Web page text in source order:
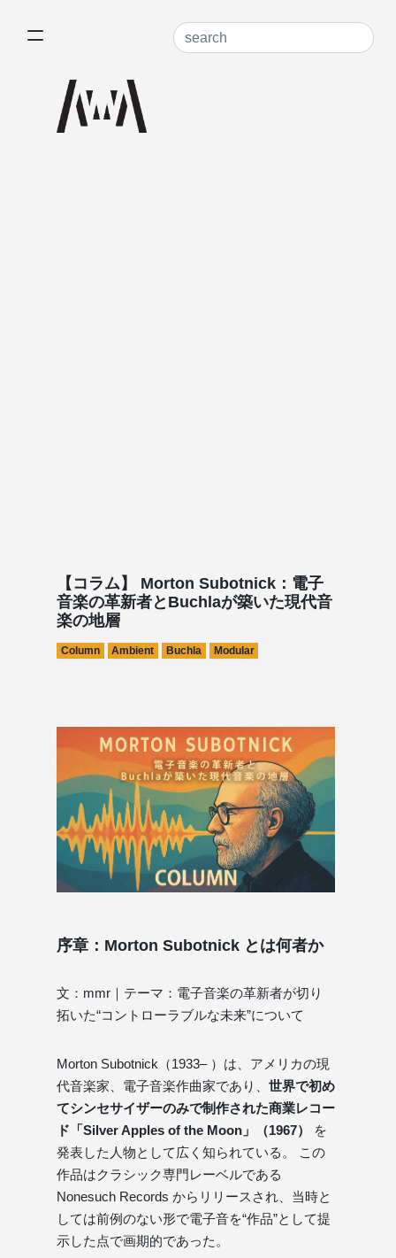
【コラム】 Morton Subotnick：電子
音楽の革新者とBuchlaが築いた現代音
楽の地層
Column Ambient Buchla Modular
序章：Morton Subotnick とは何者か
文：mmr｜テーマ：電子音楽の革新者が切り
拓いた“コントローラブルな未来”について
Morton Subotnick（1933– ）は、アメリカの現
代音楽家、電子音楽作曲家であり、 世界で初め
てシンセサイザーのみで制作された商業レコー
ド「Silver Apples of the Moon」（1967）
を
発表した人物として広く知られている。 この
作品はクラシック専門レーベルである
Nonesuch Records からリリースされ、当時と
しては前例のない形で電子音を“作品”として提
示した点で画期的であった。